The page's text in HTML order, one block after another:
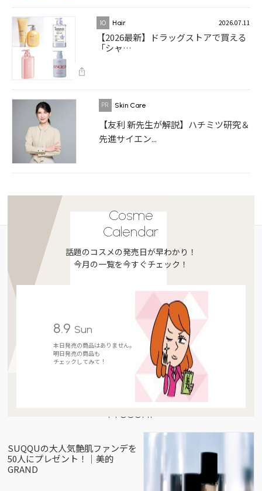
10 Hair 2026.07.11
【2026最新】ドラッグストアで買える
「シャ…
Skin Care
【友利 新先生が解説】ハチミツ研究＆
先進サイエン...
Cosme
Calendar
話題のコスメの発売日が早わかり！
今月の一覧を今すぐチェック！
8.9 Sun
本日発売の商品はありません。
明日発売の商品も
チェックしてみて！
Present
SUQQUの大人気艶肌ファンデを
50人にプレゼント！｜美的
GRAND